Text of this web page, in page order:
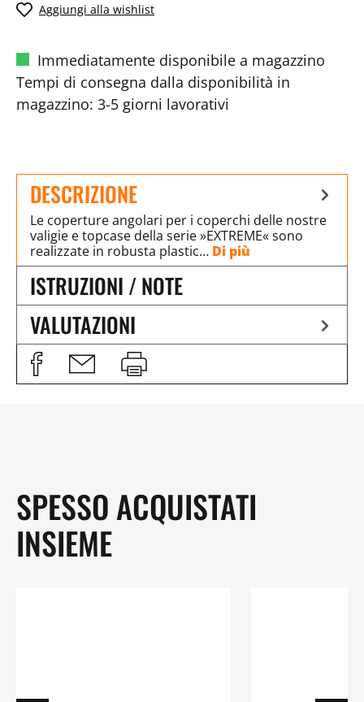
Aggiungi alla wishlist
Immediatamente disponibile a magazzino
Tempi di consegna dalla disponibilità in
magazzino: 3-5 giorni lavorativi
DESCRIZIONE
Le coperture angolari per i coperchi delle nostre
valigie e topcase della serie »EXTREME« sono
realizzate in robusta plastic… Di più
ISTRUZIONI / NOTE
VALUTAZIONI
SPESSO ACQUISTATI
INSIEME